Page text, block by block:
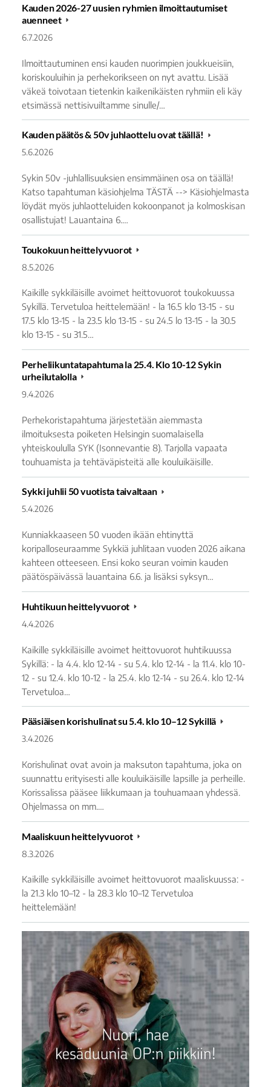
Kauden 2026-27 uusien ryhmien ilmoittautumiset
auenneet
6.7.2026
Ilmoittautuminen ensi kauden nuorimpien joukkueisiin,
koriskouluihin ja perhekorikseen on nyt avattu. Lisää
väkeä toivotaan tietenkin kaikenikäisten ryhmiin eli käy
etsimässä nettisivuiltamme sinulle/…
Kauden päätös & 50v juhlaottelu ovat täällä!
5.6.2026
Sykin 50v -juhlallisuuksien ensimmäinen osa on täällä!
Katso tapahtuman käsiohjelma TÄSTÄ --> Käsiohjelmasta
löydät myös juhlaotteluiden kokoonpanot ja kolmoskisan
osallistujat! Lauantaina 6.…
Toukokuun heittelyvuorot
8.5.2026
Kaikille sykkiläisille avoimet heittovuorot toukokuussa
Sykillä. Tervetuloa heittelemään! - la 16.5 klo 13-15 - su
17.5 klo 13-15 - la 23.5 klo 13-15 - su 24.5 lo 13-15 - la 30.5
klo 13-15 - su 31.5…
Perheliikuntatapahtuma la 25.4. Klo 10-12 Sykin
urheilutalolla
9.4.2026
Perhekoristapahtuma järjestetään aiemmasta
ilmoituksesta poiketen Helsingin suomalaisella
yhteiskoululla SYK (Isonnevantie 8). Tarjolla vapaata
touhuamista ja tehtäväpisteitä alle kouluikäisille.
Sykki juhlii 50 vuotista taivaltaan
5.4.2026
Kunniakkaaseen 50 vuoden ikään ehtinyttä
koripalloseuraamme Sykkiä juhlitaan vuoden 2026 aikana
kahteen otteeseen. Ensi koko seuran voimin kauden
päätöspäivässä lauantaina 6.6. ja lisäksi syksyn…
Huhtikuun heittelyvuorot
4.4.2026
Kaikille sykkiläisille avoimet heittovuorot huhtikuussa
Sykillä: - la 4.4. klo 12-14 - su 5.4. klo 12-14 - la 11.4. klo 10-
12 - su 12.4. klo 10-12 - la 25.4. klo 12-14 - su 26.4. klo 12-14
Tervetuloa…
Pääsiäisen korishulinat su 5.4. klo 10–12 Sykillä
3.4.2026
Korishulinat ovat avoin ja maksuton tapahtuma, joka on
suunnattu erityisesti alle kouluikäisille lapsille ja perheille.
Korissalissa pääsee liikkumaan ja touhuamaan yhdessä.
Ohjelmassa on mm.…
Maaliskuun heittelyvuorot
8.3.2026
Kaikille sykkiläisille avoimet heittovuorot maaliskuussa: -
la 21.3 klo 10–12 - la 28.3 klo 10–12 Tervetuloa
heittelemään!